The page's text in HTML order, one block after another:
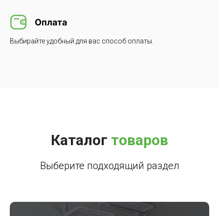
Оплата
Выбирайте удобный для вас способ оплаты.
Каталог товаров
Выберите подходящий раздел